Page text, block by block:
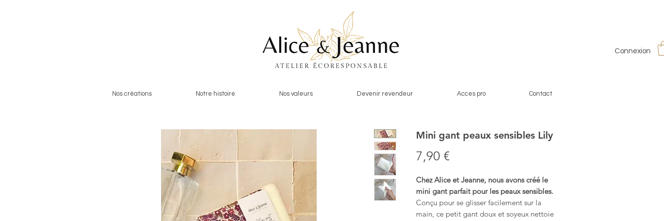
Connexion
Nos créations Notre histoire Nos valeurs Devenir revendeur Acces pro Contact
Mini gant peaux sensibles Lily
7,90 €Prix
Chez Alice et Jeanne, nous avons créé le
mini gant parfait pour les peaux sensibles.
Conçu pour se glisser facilement sur la
main, ce petit gant doux et soyeux nettoie